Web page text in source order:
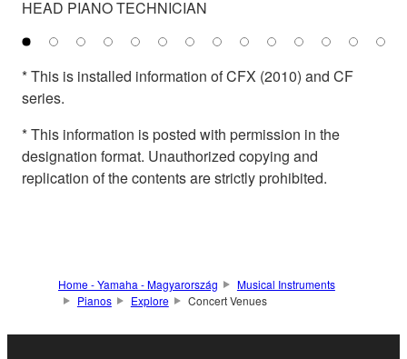
HEAD PIANO TECHNICIAN
* This is installed information of CFX (2010) and CF
series.
* This information is posted with permission in the
designation format. Unauthorized copying and
replication of the contents are strictly prohibited.
Home - Yamaha - Magyarország
Musical Instruments
Pianos
Explore Concert Venues